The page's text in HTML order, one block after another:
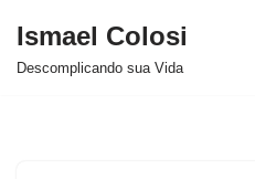
Avançar
Ismael Colosi
Descomplicando sua Vida